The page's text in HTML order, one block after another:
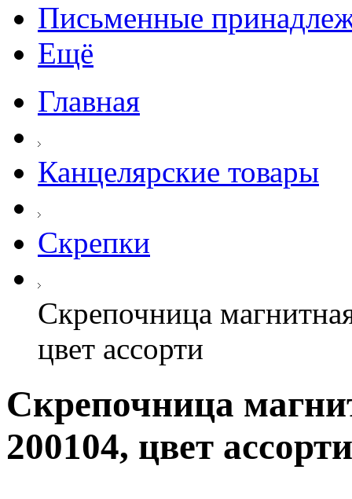
Письменные
Ещё
Главная
Канцелярские товары
Скрепки
Скрепочница
цвет ассорти
Скрепочница
200104, цвет ассорти